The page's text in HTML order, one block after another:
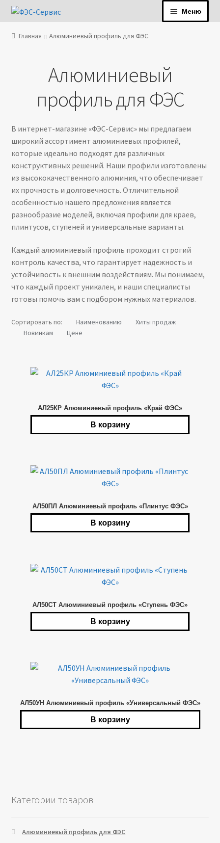
Перейти
Перейти
Меню
+7 (812) 777-98-97
О компании
Услуги
Продукция
Контакты
Главная Алюминиевый профиль для ФЭС
Алюминиевый
профиль для ФЭС
В интернет-магазине «ФЭС-Сервис» мы предлагаем
широкий ассортимент алюминиевых профилей,
которые идеально подходят для различных
конструктивных решений. Наши профили изготовлены
из высококачественного алюминия, что обеспечивает
их прочность и долговечность. Отличительной
особенностью нашего предложения является
разнообразие моделей, включая профили для краев,
плинтусов, ступеней и универсальные варианты.
Каждый алюминиевый профиль проходит строгий
контроль качества, что гарантирует надежность и
устойчивость к внешним воздействиям. Мы понимаем,
что каждый проект уникален, и наши специалисты
готовы помочь вам с подбором нужных материалов.
Сортировать по: Наименованию
Хиты продаж
Новинкам
Цене
АЛ25КР Алюминиевый профиль «Край ФЭС»
В корзину
АЛ50ПЛ Алюминиевый профиль «Плинтус ФЭС»
В корзину
АЛ50СТ Алюминиевый профиль «Ступень ФЭС»
В корзину
АЛ50УН Алюминиевый профиль «Универсальный ФЭС»
В корзину
Категории товаров
Алюминиевый профиль для ФЭС